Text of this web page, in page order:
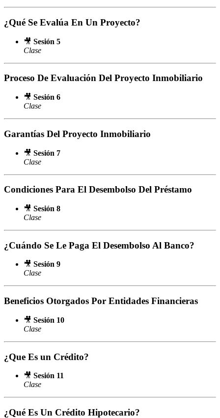
¿Qué Se Evalúa En Un Proyecto?
🎥 Sesión 5
Clase
Proceso De Evaluación Del Proyecto Inmobiliario
🎥 Sesión 6
Clase
Garantías Del Proyecto Inmobiliario
🎥 Sesión 7
Clase
Condiciones Para El Desembolso Del Préstamo
🎥 Sesión 8
Clase
¿Cuándo Se Le Paga El Desembolso Al Banco?
🎥 Sesión 9
Clase
Beneficios Otorgados Por Entidades Financieras
🎥 Sesión 10
Clase
¿Que Es un Crédito?
🎥 Sesión 11
Clase
¿Qué Es Un Crédito Hipotecario?